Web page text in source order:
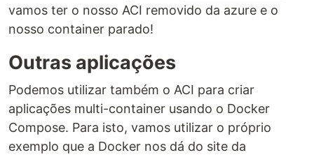
vamos ter o nosso ACI removido da azure e o
nosso container parado!
Outras aplicações
Podemos utilizar também o ACI para criar
aplicações multi-container usando o Docker
Compose. Para isto, vamos utilizar o próprio
exemplo que a Docker nos dá do site da